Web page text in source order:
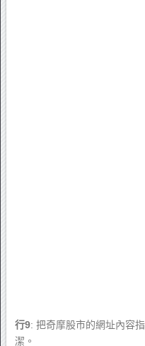
行9: 把奇摩股市的網址內容
潔。